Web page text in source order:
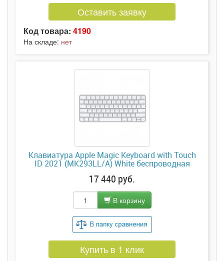
Оставить заявку
Код товара: 4190
На складе: нет
Клавиатура Apple Magic Keyboard with Touch
ID 2021 (MK293LL/A) White беспроводная
17 440 руб.
В корзину
Купить в 1 клик